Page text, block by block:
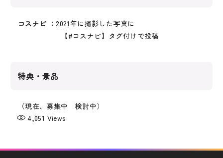
photo：
layer：きょー
photo：結城雅弘
コスナビ ：2021年に撮影した写真に
【#コスナビ】タグ付けで投稿
特典・景品
（現在、募集中 検討中）
4,051 Views